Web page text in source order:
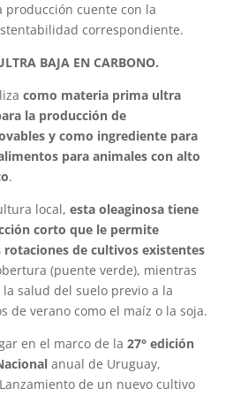
producción cuente con la
correspondiente.
BAJA EN CARBONO.
como materia prima ultra
la producción de
y como ingrediente para
para animales con alto
.
local, esta oleaginosa tiene
corto que le permite
rotaciones de cultivos existentes
(puente verde), mientras
salud del suelo previo a la
de verano como el maíz o la soja.
en el marco de la 27° edición
anual de Uruguay,
de un nuevo cultivo